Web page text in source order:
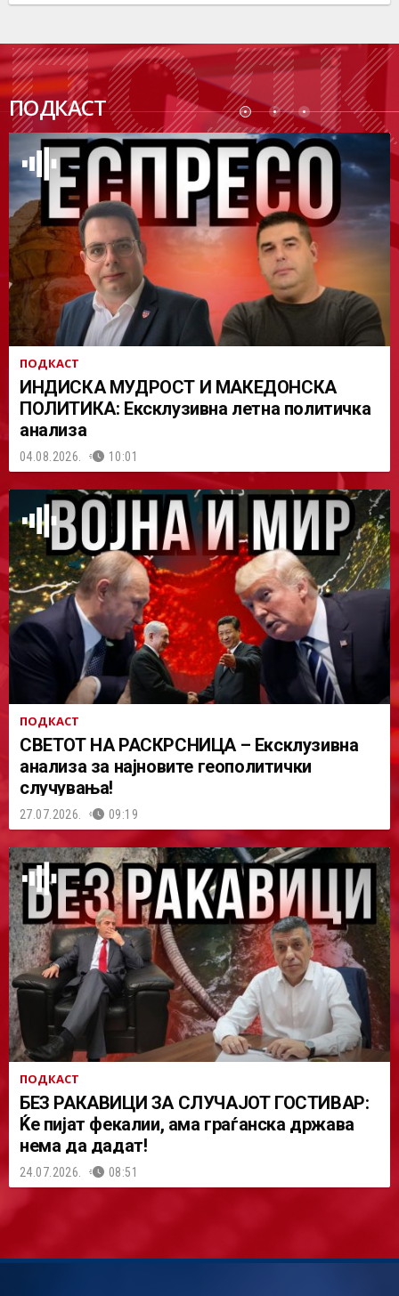
ПОДКАСТ
ПОДК
АСТ
ПОДКАСТ
ИНДИСКА МУДРОСТ И МАКЕДОНСКА
ПОЛИТИКА: Ексклузивна летна политичка
анализа
04.08.2026. 10:01
ПОДКАСТ
СВЕТОТ НА РАСКРСНИЦА – Ексклузивна
анализа за најновите геополитички
случувања!
27.07.2026. 09:19
ПОДКАСТ
БЕЗ РАКАВИЦИ ЗА СЛУЧАЈОТ ГОСТИВАР:
Ќе пијат фекалии, ама граѓанска држава
нема да дадат!
24.07.2026. 08:51